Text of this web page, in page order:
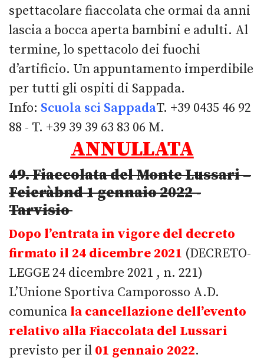
spettacolare fiaccolata che ormai da anni
lascia a bocca aperta bambini e adulti. Al
termine, lo spettacolo dei fuochi
d’artificio. Un appuntamento imperdibile
per tutti gli ospiti di Sappada.
Info: Scuola sci SappadaT. +39 0435 46 92
88 - T. +39 39 39 63 83 06 M.
ANNULLATA
49. Fiaccolata del Monte Lussari –
Feieràbnd 1 gennaio 2022-
Tarvisio
Dopo l’entrata in vigore del decreto
firmato il 24 dicembre 2021 (DECRETO-
LEGGE 24 dicembre 2021 , n. 221)
L’Unione Sportiva Camporosso A.D.
comunica la cancellazione dell’evento
relativo alla Fiaccolata del Lussari
previsto per il 01 gennaio 2022.